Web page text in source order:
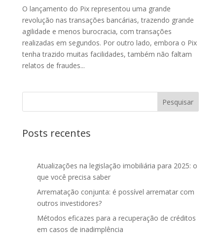
O lançamento do Pix representou uma grande
revolução nas transações bancárias, trazendo grande
agilidade e menos burocracia, com transações
realizadas em segundos. Por outro lado, embora o Pix
tenha trazido muitas facilidades, também não faltam
relatos de fraudes...
Posts recentes
Atualizações na legislação imobiliária para 2025: o
que você precisa saber
Arrematação conjunta: é possível arrematar com
outros investidores?
Métodos eficazes para a recuperação de créditos
em casos de inadimplência